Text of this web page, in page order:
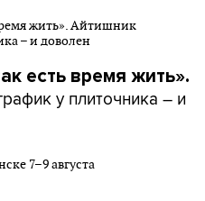
есть время жить».
у плиточника – и